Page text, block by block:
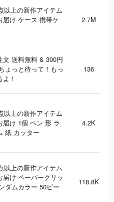
以上の新作アイテム
届け ケース 携帯ケ
2.7M
文 送料無料 & 300円
ょっと待って！もっ
よ！
136
以上の新作アイテム
届け 1個 ペン 形 ラ
紙 カッター
4.2K
以上の新作アイテム
届け ペーパークリッ
ダムカラー 50ピー
118.8K